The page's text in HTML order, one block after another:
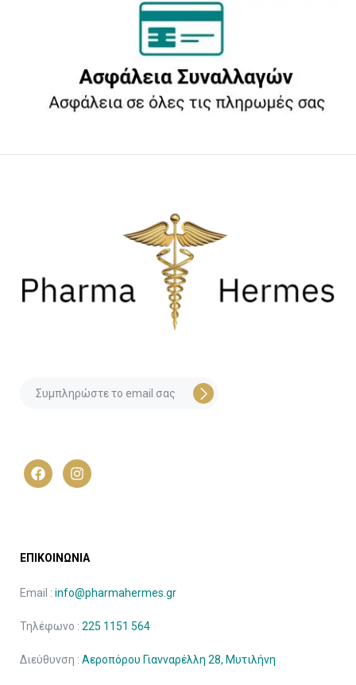
ΕΠΙΚΟΙΝΩΝΙΑ
Email : info@pharmahermes.gr
Τηλέφωνο : 225 1151 564
Διεύθυνση : Αεροπόρου Γιανναρέλλη 28, Μυτιλήνη